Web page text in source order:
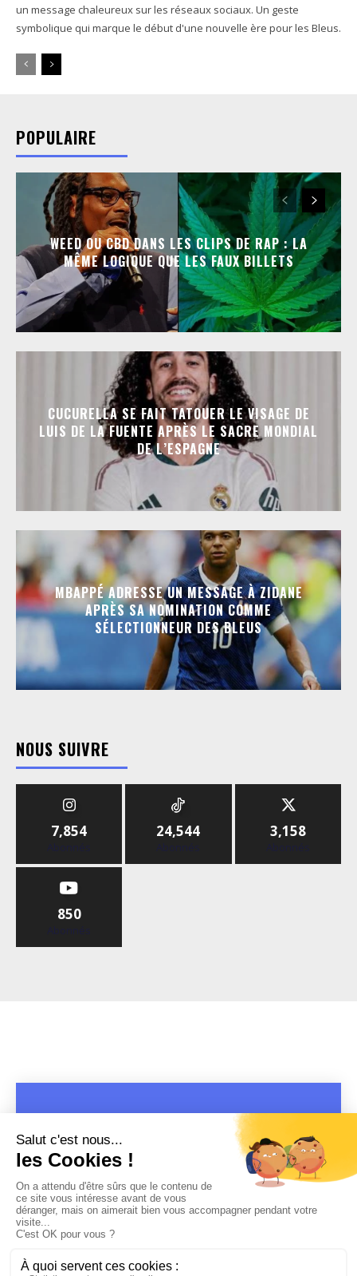
un message chaleureux sur les réseaux sociaux. Un geste
symbolique qui marque le début d'une nouvelle ère pour les Bleus.
POPULAIRE
WEED OU CBD DANS LES CLIPS DE RAP : LA
MÊME LOGIQUE QUE LES FAUX BILLETS
CUCURELLA SE FAIT TATOUER LE VISAGE DE
LUIS DE LA FUENTE APRÈS LE SACRE MONDIAL
DE L’ESPAGNE
MBAPPÉ ADRESSE UN MESSAGE À ZIDANE
APRÈS SA NOMINATION COMME
SÉLECTIONNEUR DES BLEUS
NOUS SUIVRE
7,854
Abonnés
24,544
Abonnés
3,158
Abonnés
850
Abonnés
MENTIONS LÉGALES-POLITIQUE DE CONFIDENTIALITÉ